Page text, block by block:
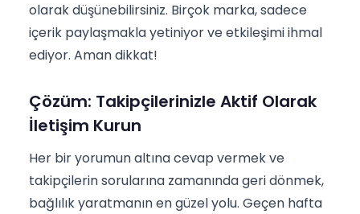
olarak düşünebilirsiniz. Birçok marka, sadece
içerik paylaşmakla yetiniyor ve etkileşimi ihmal
ediyor. Aman dikkat!
Çözüm: Takipçilerinizle Aktif Olarak
İletişim Kurun
Her bir yorumun altına cevap vermek ve
takipçilerin sorularına zamanında geri dönmek,
bağlılık yaratmanın en güzel yolu. Geçen hafta